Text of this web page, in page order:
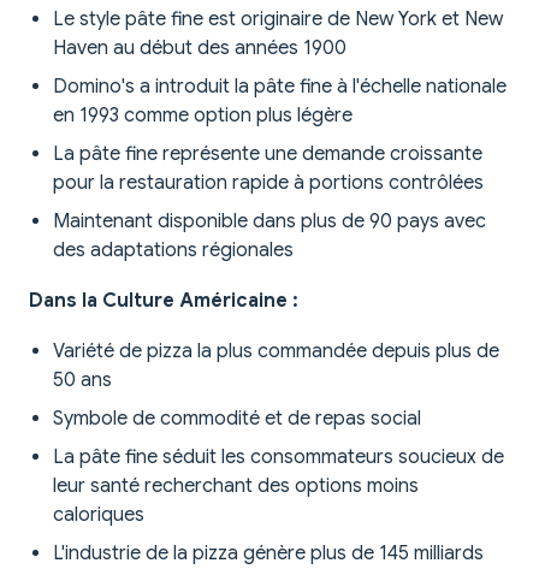
Le style pâte fine est originaire de New York et New
Haven au début des années 1900
Domino's a introduit la pâte fine à l'échelle nationale
en 1993 comme option plus légère
La pâte fine représente une demande croissante
pour la restauration rapide à portions contrôlées
Maintenant disponible dans plus de 90 pays avec
des adaptations régionales
Dans la Culture Américaine :
Variété de pizza la plus commandée depuis plus de
50 ans
Symbole de commodité et de repas social
La pâte fine séduit les consommateurs soucieux de
leur santé recherchant des options moins
caloriques
L'industrie de la pizza génère plus de 145 milliards